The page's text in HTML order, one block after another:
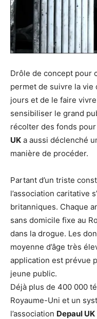
Drôle de concept pour
permet de suivre la vie
jours et de le faire
sensibiliser le grand
récolter des fonds
UK a aussi déclenché
manière de procéder.
Partant d’un triste
l’association caritative
britanniques. Chaque
sans domicile fixe au
dans la drogue. Les
moyenne d’âge très
application est prévue
jeune public.
Déjà plus de 400 000
Royaume-Uni et un
l’association Depaul UK